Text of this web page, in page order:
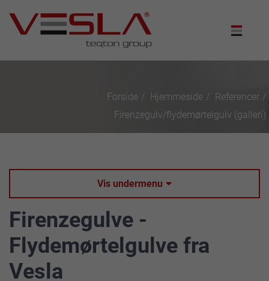
Forside Hjemmeside
Referencer
Firenzegulv/flydemørtelgulv (galleri)
Vis undermenu 
Firenzegulve -
Flydemørtelgulve fra
Vesla